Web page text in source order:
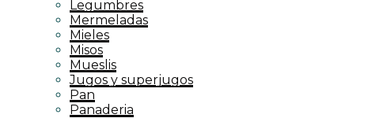
Legumbres
Mermeladas
Mieles
Misos
Mueslis
Jugos y superjugos
Pan
Panaderia